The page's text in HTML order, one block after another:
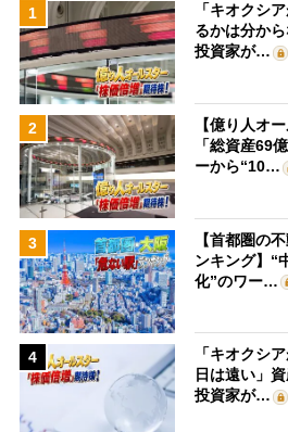
1
「キオクシ
るかは分か
投資家が…
2
【億り人オ
「総資産69
ーから“10…
3
【首都圏の
ンキング】“
化”のワー…
4
「キオクシ
日は遠い」
投資家が…